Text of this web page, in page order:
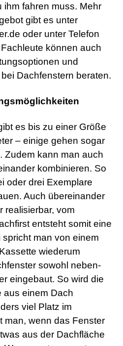
ihm fahren muss. Mehr
gibt es unter
oder unter Telefon
können auch
und
Dachfenstern beraten.
es bis zu einer Größe
– einige gehen sogar
Zudem kann man auch
kombinieren. So
oder drei Exemplare
Auch übereinander
realisierbar, vom
entsteht somit eine
man von einem
wiederum
sowohl neben-
eingebaut. So wird die
aus einem Dach
viel Platz im
man, wenn das Fenster
aus der Dachfläche